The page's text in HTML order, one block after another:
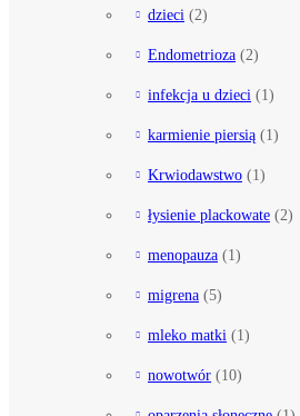
dzieci (2)
Endometrioza (2)
infekcja u dzieci (1)
karmienie piersią (1)
Krwiodawstwo (1)
łysienie plackowate (2)
menopauza (1)
migrena (5)
mleko matki (1)
nowotwór (10)